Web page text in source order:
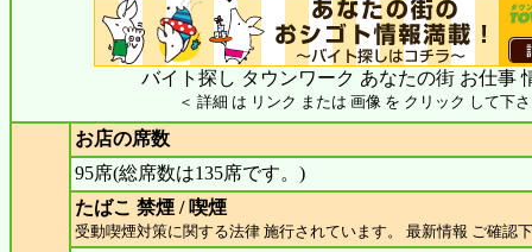
バイト探し タウンワーク あなたの街 お仕事
＜ 詳細 は リンク または 画像 を クリック して下
お店の席数
95席(総席数は135席です。)
たばこ 禁煙 / 喫煙
受動喫煙対策に関する法律 施行されています。 最新情報 ご確認